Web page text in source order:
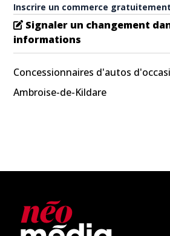
Inscrire un commerce gratuitement
Signaler un changement
informations
Concessionnaires d'autos
Ambroise-de-Kildare